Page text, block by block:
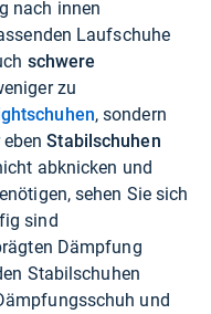
nach innen
Laufschuhe
schwere
zu
, sondern
ebenStabilschuhen
abknicken und
sehen Sie sich
sind
Dämpfung
Stabilschuhen
und